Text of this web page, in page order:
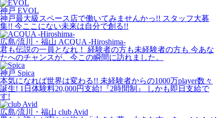
神戸 EVOL
神戸最大級スペース店で働いてみませんかっ!! スタッフ大募
集!! 今ここにない未来は自分で創る!!
広島/流川・福山 ACQUA -Hiroshima-
君も伝説の一員となれ！ 経験者の方も未経験者の方も 今あな
たへのチャンスが、今この瞬間に訪れました。
神戸 Spica
本気になれば世界は変わる!! 未経験者からの1000万player数々
誕生! 1日体験料20,000円支給!『2時間制』 しかも即日支給で
す!
広島/流川・福山 club Avid